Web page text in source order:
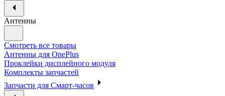
Антенны
Смотреть все товары
Антенны для OnePlus
Проклейки дисплейного модуля
Комплекты запчастей
Запчасти для Смарт-часов